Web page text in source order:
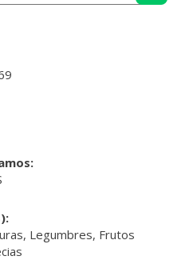
Legumbres, Frutos